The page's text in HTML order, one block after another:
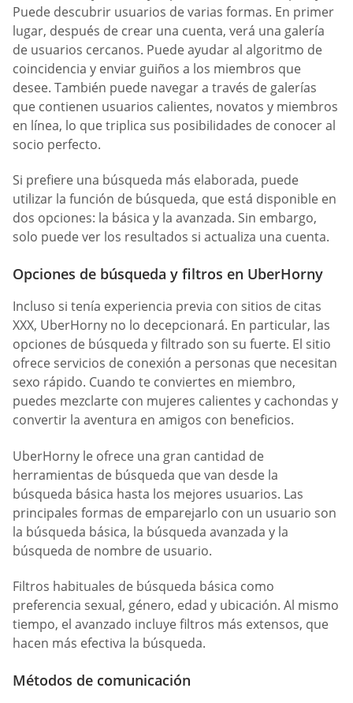
Puede descubrir usuarios de varias formas. En primer
lugar, después de crear una cuenta, verá una galería
de usuarios cercanos. Puede ayudar al algoritmo de
coincidencia y enviar guiños a los miembros que
desee. También puede navegar a través de galerías
que contienen usuarios calientes, novatos y miembros
en línea, lo que triplica sus posibilidades de conocer al
socio perfecto.
Si prefiere una búsqueda más elaborada, puede
utilizar la función de búsqueda, que está disponible en
dos opciones: la básica y la avanzada. Sin embargo,
solo puede ver los resultados si actualiza una cuenta.
Opciones de búsqueda y filtros en UberHorny
Incluso si tenía experiencia previa con sitios de citas
XXX, UberHorny no lo decepcionará. En particular, las
opciones de búsqueda y filtrado son su fuerte. El sitio
ofrece servicios de conexión a personas que necesitan
sexo rápido. Cuando te conviertes en miembro,
puedes mezclarte con mujeres calientes y cachondas y
convertir la aventura en amigos con beneficios.
UberHorny le ofrece una gran cantidad de
herramientas de búsqueda que van desde la
búsqueda básica hasta los mejores usuarios. Las
principales formas de emparejarlo con un usuario son
la búsqueda básica, la búsqueda avanzada y la
búsqueda de nombre de usuario.
Filtros habituales de búsqueda básica como
preferencia sexual, género, edad y ubicación. Al mismo
tiempo, el avanzado incluye filtros más extensos, que
hacen más efectiva la búsqueda.
Métodos de comunicación